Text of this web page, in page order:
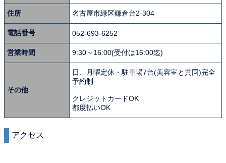
住所 名古屋市緑区鎌倉台2-304
電話番号 052-693-6252
営業時間 9:30～16:00(受付は16:00迄)
その他
日、月曜定休・駐車場7台(美容室と共同)完全
予約制
クレジットカードOK
都度払いOK
アクセス